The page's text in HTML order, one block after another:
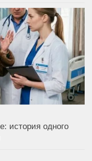
история одного